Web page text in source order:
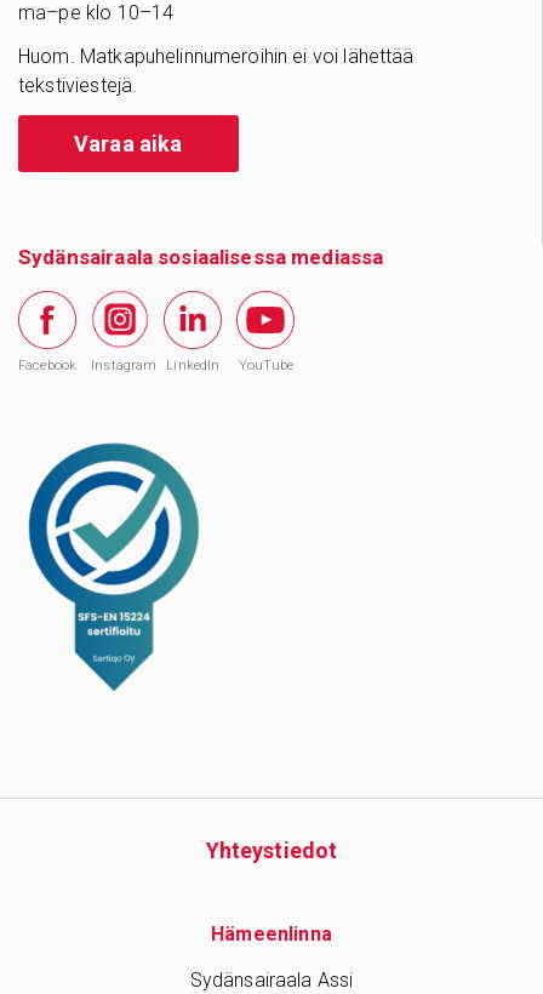
ma–pe klo 10–14
Huom. Matkapuhelinnumeroihin ei voi lähettää
tekstiviestejä.
Varaa aika
Sydänsairaala sosiaalisessa mediassa
Facebook Instagram LinkedIn YouTube
Yhteys­tiedot
Hämeenlinna
Sydänsairaala Assi